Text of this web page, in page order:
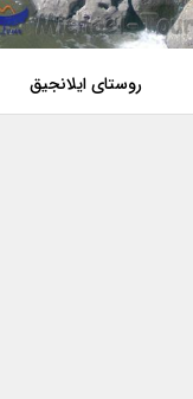
روستای ایلانجیق